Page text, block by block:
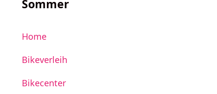
Sommer
Home
Bikeverleih
Bikecenter